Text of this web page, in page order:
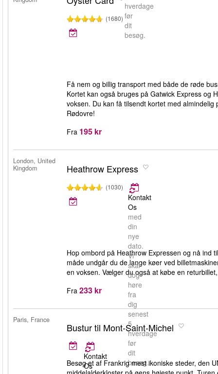
hverdage
før
dit
besøg.
(1680)
Få nem og billig transport med både de røde
Kortet kan også bruges på Gatwick Express og
voksen. Du kan få tilsendt kortet med
Rødovre!
Fra 195 kr
London, United
Kingdom
Heathrow Express
(1030)
Kontakt
Os
med
din
nye
dato.
Vi
skal
dog
høre
fra
dig
senest
5
hverdage
før
dit
besøg.
Hop ombord på Heathrow Expressen og nå ind
måde undgår du de lange køer ved
en voksen. Vælger du også at købe en
Fra 233 kr
Paris, France
Bustur til Mont-Saint-Michel
Kontakt
Os
Besøg et af Frankrig mest ikoniske steder, den